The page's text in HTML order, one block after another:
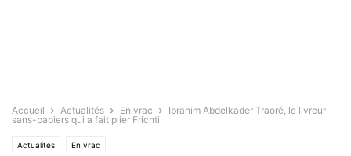
Accueil Actualités En vrac
Ibrahim Abdelkader Traoré, le livreur
sans-papiers qui a fait plier Frichti
Actualités En vrac